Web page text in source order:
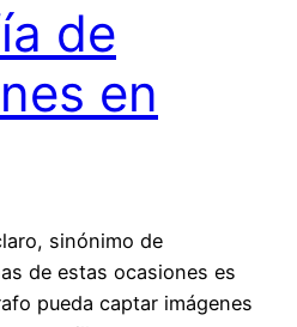
de
en
sinónimo de
de estas ocasiones es
pueda captar imágenes